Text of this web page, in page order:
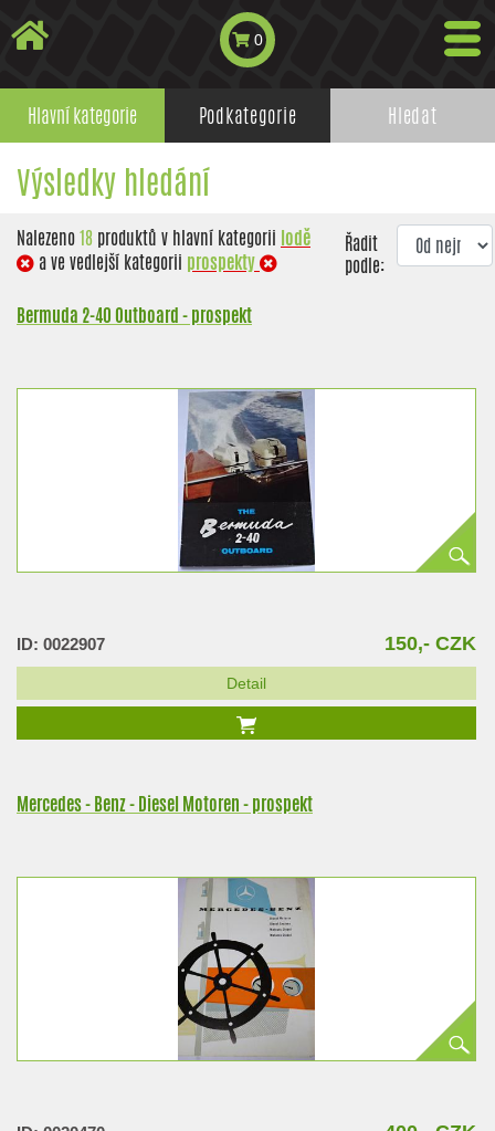
0
Hlavní kategorie Podkategorie Hledat
Výsledky hledání
Nalezeno18 produktů v hlavní kategorii lodě
a ve vedlejší kategorii prospekty
Řadit
podle:
Bermuda 2-40 Outboard - prospekt
ID: 0022907 150,- CZK
Detail
Mercedes - Benz - Diesel Motoren - prospekt